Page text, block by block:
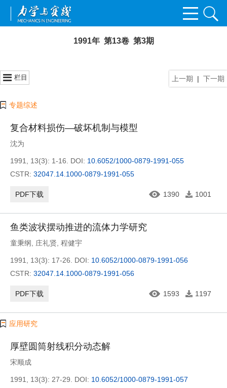
1991年 第13卷 第3期
上一期 | 下一期
栏目
专题综述
复合材料损伤—破坏机制与模型
沈为
1991, 13(3): 1-16. DOI: 10.6052/1000-0879-1991-055
CSTR: 32047.14.1000-0879-1991-055
PDF下载 1390 1001
鱼类波状摆动推进的流体力学研究
童秉纲 庄礼贤 程健宇
1991, 13(3): 17-26. DOI: 10.6052/1000-0879-1991-056
CSTR: 32047.14.1000-0879-1991-056
PDF下载 1593 1197
应用研究
厚壁圆筒射线积分动态解
宋顺成
1991, 13(3): 27-29. DOI: 10.6052/1000-0879-1991-057